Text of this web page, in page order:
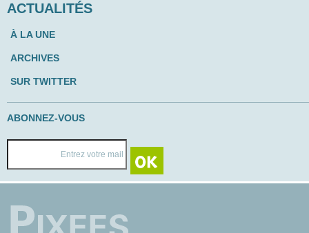
ACTUALITÉS
À LA UNE
ARCHIVES
SUR TWITTER
ABONNEZ-VOUS